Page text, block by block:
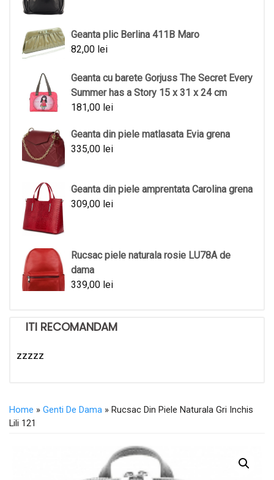
Geanta plic Berlina 411B Maro
82,00 lei
Geanta cu barete Gorjuss The Secret Every
Summer has a Story 15 x 31 x 24 cm
181,00 lei
Geanta din piele matlasata Evia grena
335,00 lei
Geanta din piele amprentata Carolina grena
309,00 lei
Rucsac piele naturala rosie LU78A de
dama
339,00 lei
ITI RECOMANDAM
zzzzz
Home » Genti De Dama » Rucsac Din Piele Naturala Gri Inchis
Lili 121